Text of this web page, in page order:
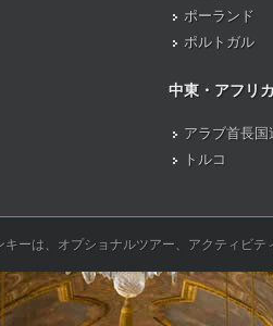
ポーランド
ポルトガル
中東・アフリカ
アラブ首長国
トルコ
キーは、オプショナルツアー、アクティビテ